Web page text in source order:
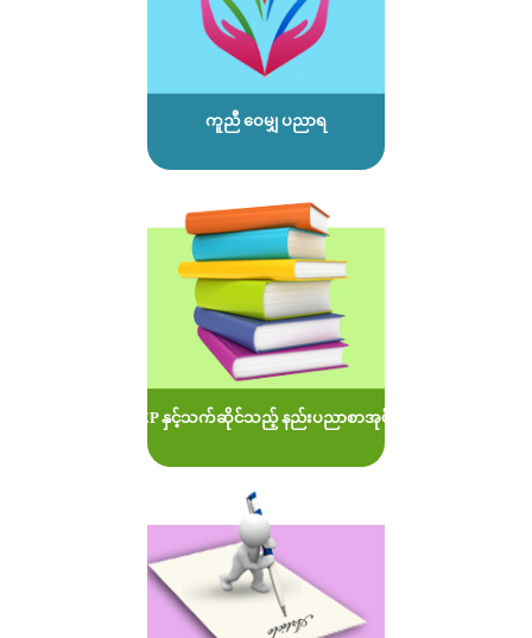
ကူညီ ဝေမျှ ပညာရ
MOEP နှင့်သက်ဆိုင်သည့် နည်းပညာစာအုပ်များ